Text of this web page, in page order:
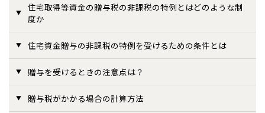
企業理念
会社概要
事業部紹介
IR情報
住宅取得等資金の贈与税の非課税の特例とはどのような制
度か
住宅資金贈与の非課税の特例を受けるための条件とは
贈与を受けるときの注意点は？
贈与税がかかる場合の計算方法